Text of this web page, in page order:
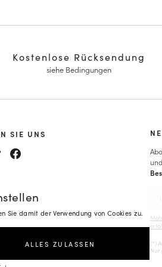
Sie damit der Verwendung von Cookies zu.
ALLES ZULASSEN
Kostenlose Rücksendung
siehe Bedingungen
SIE UNS
(*)
Nur